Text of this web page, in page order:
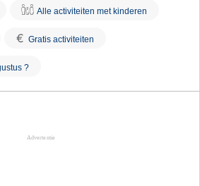
Alle activiteiten met kinderen
€ Gratis activiteiten
?